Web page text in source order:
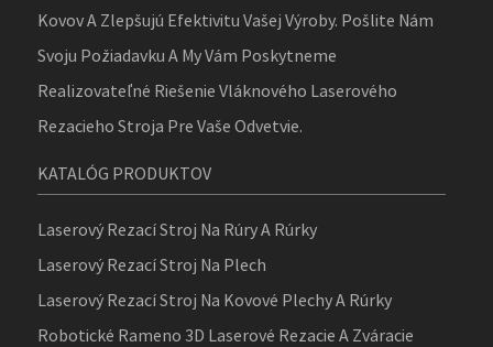
Kovov A Zlepšujú Efektivitu Vašej Výroby. Pošlite Nám
Svoju Požiadavku A My Vám Poskytneme
Realizovateľné Riešenie Vláknového Laserového
Rezacieho Stroja Pre Vaše Odvetvie.
KATALÓG PRODUKTOV
Laserový Rezací Stroj Na Rúry A Rúrky
Laserový Rezací Stroj Na Plech
Laserový Rezací Stroj Na Kovové Plechy A Rúrky
Robotické Rameno 3D Laserové Rezacie A Zváracie